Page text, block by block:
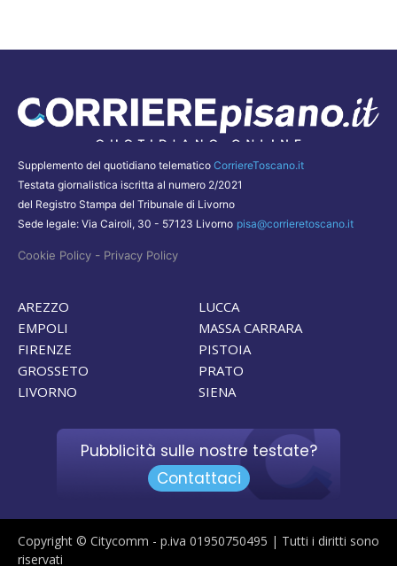
Supplemento del quotidiano telematico CorriereToscano.it
Testata giornalistica iscritta al numero 2/2021
del Registro Stampa del Tribunale di Livorno
Sede legale: Via Cairoli, 30 - 57123 Livorno pisa@corrieretoscano.it
Cookie Policy - Privacy Policy
AREZZO
EMPOLI
FIRENZE
GROSSETO
LIVORNO
LUCCA
MASSA CARRARA
PISTOIA
PRATO
SIENA
Pubblicità sulle nostre testate?
Contattaci
Copyright © Citycomm - p.iva 01950750495 | Tutti i diritti sono
riservati